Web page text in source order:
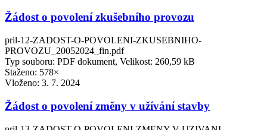
Žádost o povolení zkušebního provozu
pril-12-ZADOST-O-POVOLENI-ZKUSEBNIHO-
PROVOZU_20052024_fin.pdf
Typ souboru: PDF dokument, Velikost: 260,59 kB
Staženo: 578×
Vloženo: 3. 7. 2024
Žádost o povolení změny v užívání stavby